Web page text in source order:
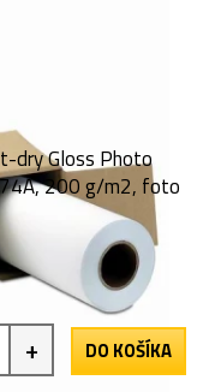
dry Gloss Photo
200 g/m2, foto
+ DO KOŠÍKA